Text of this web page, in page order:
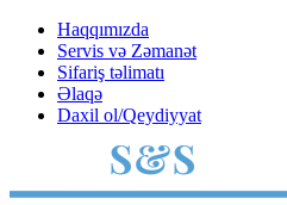
Haqqımızda
Servis və Zəmanət
Sifariş təlimatı
Əlaqə
Daxil ol/Qeydiyyat